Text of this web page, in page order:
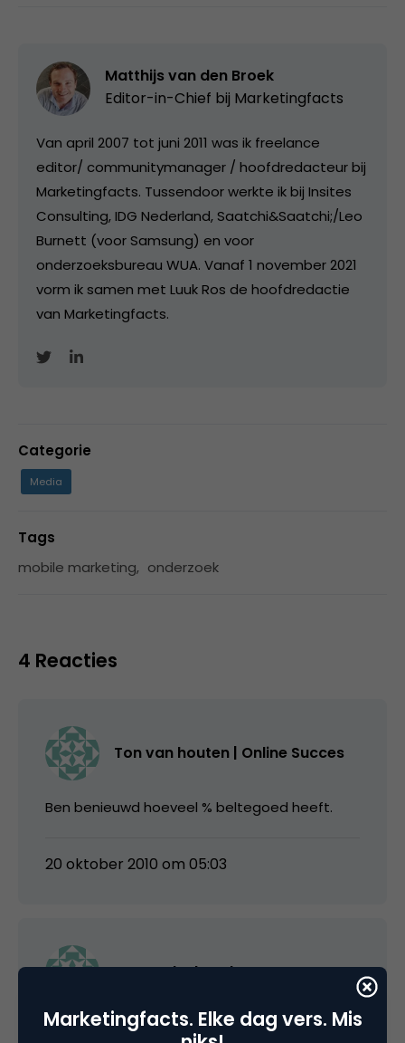
Matthijs van den Broek
Editor-in-Chief bij Marketingfacts
Van april 2007 tot juni 2011 was ik freelance
editor/ communitymanager / hoofdredacteur bij
Marketingfacts. Tussendoor werkte ik bij Insites
Consulting, IDG Nederland, Saatchi&Saatchi;/Leo
Burnett (voor Samsung) en voor
onderzoeksbureau WUA. Vanaf 1 november 2021
vorm ik samen met Luuk Ros de hoofdredactie
van Marketingfacts.
Categorie
Media
Tags
mobile marketing, onderzoek
4 Reacties
Ton van houten | Online Succes
Ben benieuwd hoeveel % beltegoed heeft.
20 oktober 2010 om 05:03
mgvandenbroek
@ Ton: Goede vraag. Ik geloof niet dat er
Marketingfacts. Elke dag vers. Mis